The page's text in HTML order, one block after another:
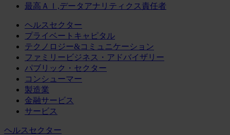
最高ＡＩ,データアナリティクス責任者
ヘルスセクター
プライベートキャピタル
テクノロジー&コミュニケーション
ファミリービジネス・アドバイザリー
パブリック・セクター
コンシューマー
製造業
金融サービス
サービス
ヘルスセクター